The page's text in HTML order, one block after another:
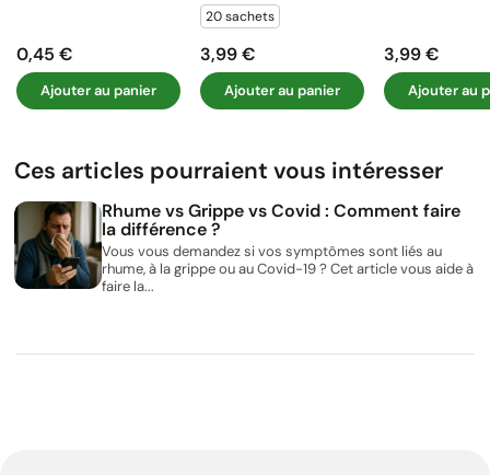
Prix
0,45 €
Ajouter au panier
20 sachets
Prix
3,99 €
Ajouter au panier
Prix
3,99 €
Ajouter au
Ces articles pourraient vous intéresser
Rhume vs Grippe vs Covid : Comment faire
la différence ?
Vous vous demandez si vos symptômes sont liés au
rhume, à la grippe ou au Covid-19 ? Cet article vous aide à
faire la...